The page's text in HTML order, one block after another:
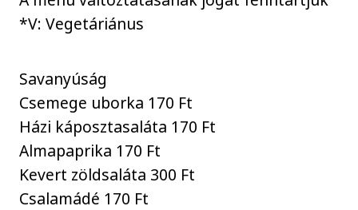
*V: Vegetáriánus
Savanyúság
Csemege uborka 170 Ft
Házi káposztasaláta 170 Ft
Almapaprika 170 Ft
Kevert zöldsaláta 300 Ft
Csalamádé 170 Ft